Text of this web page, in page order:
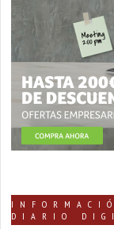
DIARIO